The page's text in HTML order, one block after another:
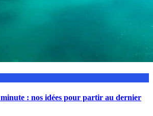
: nos idées pour partir au dernier